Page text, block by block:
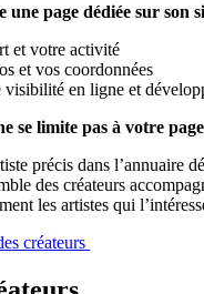
une page dédiée sur
et votre activité
et vos coordonnées
en ligne et
se limite pas à votre
précis dans l’annuaire
des créateurs
les artistes qui
créateurs